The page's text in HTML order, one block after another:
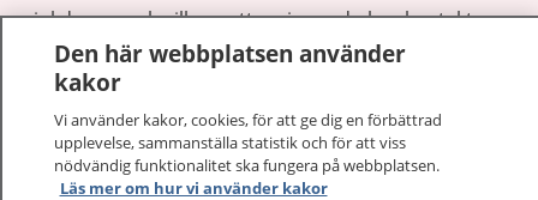
sjukdomar och vilka mottagningar du kan kontakta.
Logga in för att läsa din journal och göra dina
vårdärenden. Ring telefonnummer 1177 för
1177 ger dig råd när du vill må bättre.
Den här webbplatsen använder
kakor
Vi använder kakor, cookies, för att ge dig en förbättrad
upplevelse, sammanställa statistik och för att viss
nödvändig funktionalitet ska fungera på webbplatsen.
Läs mer om hur vi använder kakor